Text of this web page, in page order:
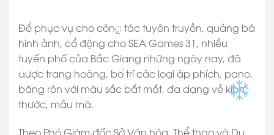
Để phục vụ cho công tác tuyên truyền, quảng bá
hình ảnh, cổ động cho SEA Games 31, nhiều
tuyến phố của Bắc Giang những ngày nay, đã
được trang hoàng, bố trí các loại áp phích, pano,
băng rôn với màu sắc bắt mắt, đa dạng về kích
thước, mẫu mã.
Theo Phó Giám đốc Sở Văn hóa, Thể thao và Du
✽
✽
✽